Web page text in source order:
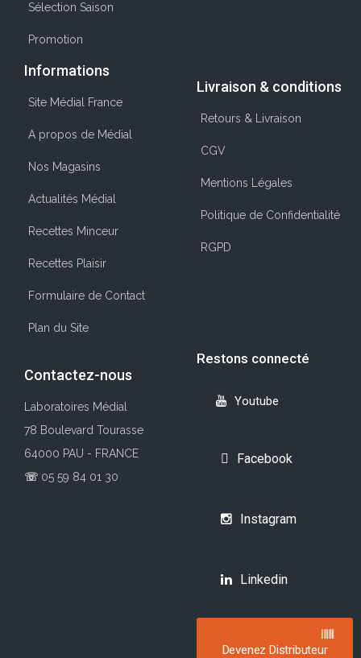
Sélection Saison
Promotion
Informations
Site Médial France
A propos de Médial
Nos Magasins
Actualités Médial
Recettes Minceur
Recettes Plaisir
Formulaire de Contact
Plan du Site
Livraison & conditions
Retours & Livraison
CGV
Mentions Légales
Politique de Confidentialité
RGPD
Contactez-nous
Laboratoires Médial
78 Boulevard Tourasse
64000 PAU - FRANCE
☏ 05 59 84 01 30
Restons connecté
Youtube
Facebook
Instagram
Linkedin
Devenez Distributeur